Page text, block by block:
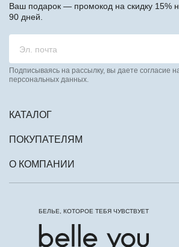
КАТАЛОГ
ПОКУПАТЕЛЯМ
О КОМПАНИИ
Ваш подарок — промокод на скидку 15%
90 дней.
Подписываясь на рассылку, вы даете согласие
персональных данных.
БЕЛЬЕ, КОТОРОЕ ТЕБЯ ЧУВСТВУЕТ